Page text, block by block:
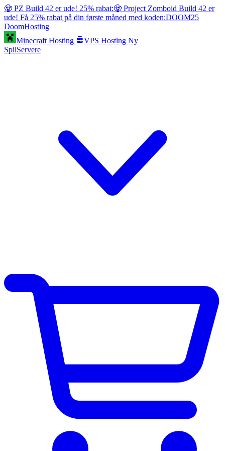
🧟 PZ Build 42 er ude! 25% rabat:🧟 Project Zomboid Build 42 er
ude! Få 25% rabat på din første måned med koden:DOOM25
DoomHosting
Minecraft Hosting
VPS Hosting Ny
SpilServere